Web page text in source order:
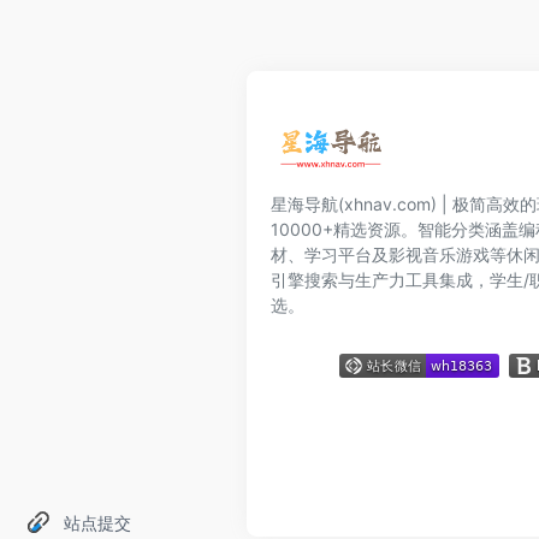
站点提交
星海导航(xhnav.com) | 极简高效
10000+精选资源。智能分类涵盖
材、学习平台及影视音乐游戏等休
引擎搜索与生产力工具集成，学生/
选。